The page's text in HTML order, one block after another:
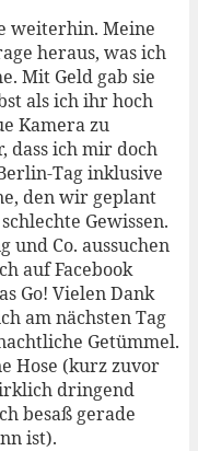
weiterhin. Meine
heraus, was ich
Mit Geld gab sie
als ich ihr hoch
Kamera zu
dass ich mir doch
Tag inklusive
den wir geplant
Gewissen.
Co. aussuchen
auf Facebook
Go! Vielen Dank
am nächsten Tag
Getümmel.
Hose (kurz zuvor
dringend
besaß gerade
ist).